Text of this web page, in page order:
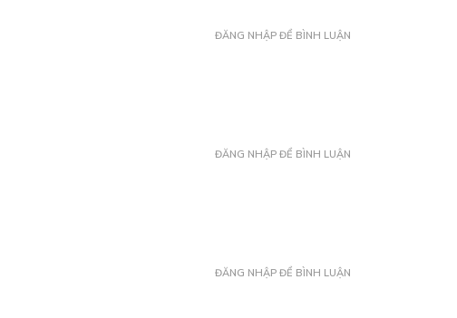
ĐĂNG NHẬP ĐỂ BÌNH LUẬN
ĐĂNG NHẬP ĐỂ BÌNH LUẬN
ĐĂNG NHẬP ĐỂ BÌNH LUẬN